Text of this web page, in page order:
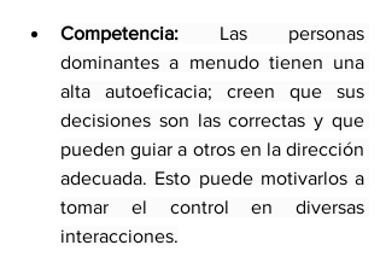
Competencia: Las personas
dominantes a menudo tienen una
alta autoeficacia; creen que sus
decisiones son las correctas y que
pueden guiar a otros en la dirección
adecuada. Esto puede motivarlos a
tomar el control en diversas
interacciones.